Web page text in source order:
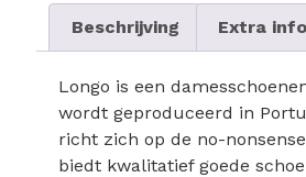
Beschrijving Extra
Longo is een
wordt geproduceerd in
richt zich op de no-
biedt kwalitatief goede